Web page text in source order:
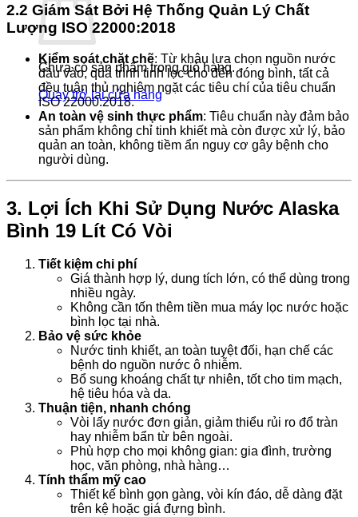
Chưa có sản phẩm trong giỏ hàng.
Quay trở lại cửa hàng
2.2 Giám Sát Bởi Hệ Thống Quản Lý Chất
Lượng ISO 22000:2018
Kiểm soát chặt chẽ: Từ khâu lựa chọn nguồn nước
đầu vào, quá trình tinh lọc cho đến đóng bình, tất cả
đều tuân thủ nghiêm ngặt các tiêu chí của tiêu chuẩn
ISO 22000:2018.
An toàn vệ sinh thực phẩm: Tiêu chuẩn này đảm bảo
sản phẩm không chỉ tinh khiết mà còn được xử lý, bảo
quản an toàn, không tiềm ẩn nguy cơ gây bệnh cho
người dùng.
3. Lợi Ích Khi Sử Dụng Nước Alaska
Bình 19 Lít Có Vòi
Tiết kiệm chi phí
Giá thành hợp lý, dung tích lớn, có thể dùng trong
nhiều ngày.
Không cần tốn thêm tiền mua máy lọc nước hoặc
bình lọc tại nhà.
Bảo vệ sức khỏe
Nước tinh khiết, an toàn tuyệt đối, hạn chế các
bệnh do nguồn nước ô nhiễm.
Bổ sung khoáng chất tự nhiên, tốt cho tim mạch,
hệ tiêu hóa và da.
Thuận tiện, nhanh chóng
Vòi lấy nước đơn giản, giảm thiểu rủi ro đổ tràn
hay nhiễm bẩn từ bên ngoài.
Phù hợp cho mọi không gian: gia đình, trường
học, văn phòng, nhà hàng…
Tính thẩm mỹ cao
Thiết kế bình gọn gàng, vòi kín đáo, dễ dàng đặt
trên kệ hoặc giá đựng bình.